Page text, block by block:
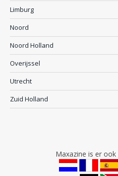
Limburg
Noord
Noord Holland
Overijssel
Utrecht
Zuid Holland
Maxazine is er